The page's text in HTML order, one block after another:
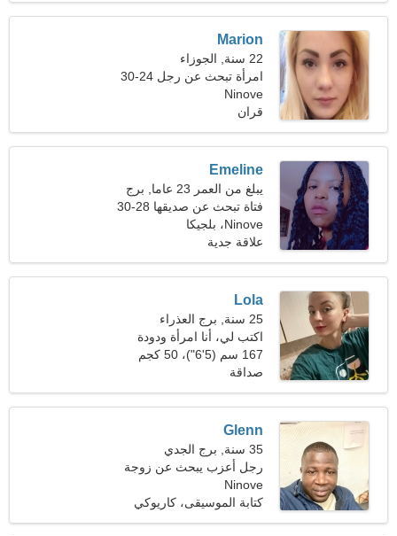
Marion
22 سنة, الجوزاء
امرأة تبحث عن رجل 24-30
Ninove
قران
Emeline
يبلغ من العمر 23 عاما, برج
الحوت
فتاة تبحث عن صديقها 28-30
Ninove، بلجيكا
علاقة جدية
Lola
25 سنة, برج العذراء
اكتب لي، أنا امرأة ودودة
167 سم (5'6")، 50 كجم
(110 رطل)
صداقة
Glenn
35 سنة, برج الجدي
رجل أعزب يبحث عن زوجة
Ninove
كتابة الموسيقى، كاريوكي